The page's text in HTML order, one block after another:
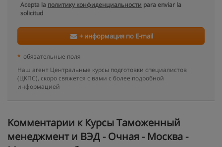
Acepta la политику конфиденциальности para enviar la
solicitud
+ информация по E-mail
* обязательные поля
Наш агент Центральные курсы подготовки специалистов
(ЦКПС), скоро свяжется с вами с более подробной
информацией
Kомментарии к Курсы Таможенный
менеджмент и ВЭД - Очная - Москва -